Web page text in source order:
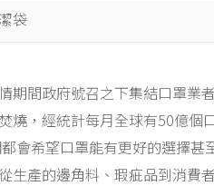
袋
期間政府號召之下集結口罩業
燒，經統計每月全球有50億個
會希望口罩能有更好的選擇甚
生產的邊角料、瑕疵品到消費